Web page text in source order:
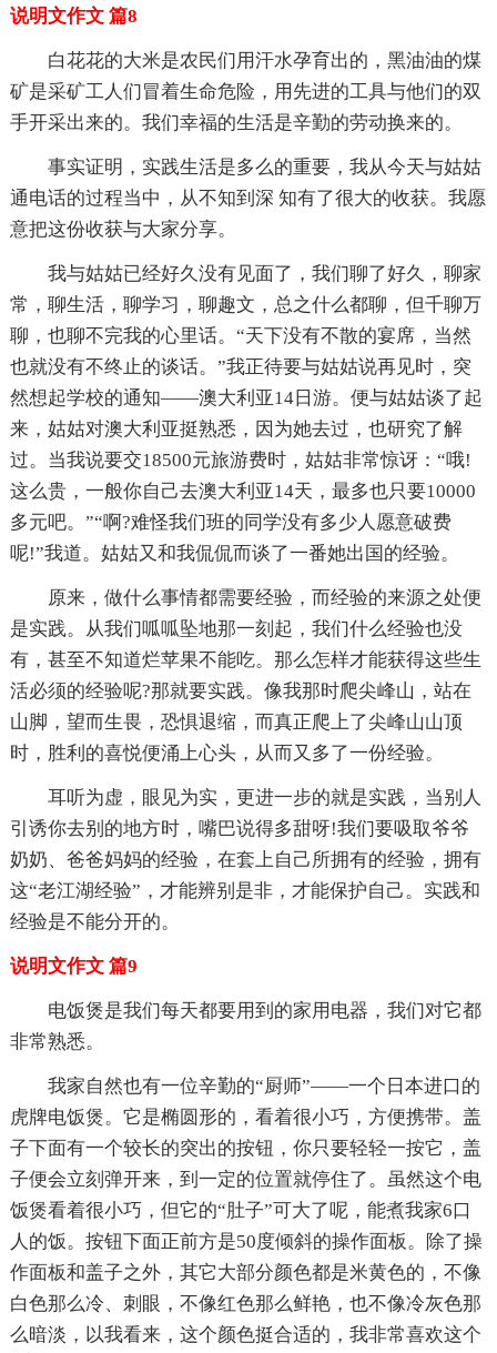
说明文作文 篇8
白花花的大米是农民们用汗水孕育出的，黑油油的煤
矿是采矿工人们冒着生命危险，用先进的工具与他们的双
手开采出来的。我们幸福的生活是辛勤的劳动换来的。
事实证明，实践生活是多么的重要，我从今天与姑姑
通电话的过程当中，从不知到深 知有了很大的收获。我愿
意把这份收获与大家分享。
我与姑姑已经好久没有见面了，我们聊了好久，聊家
常，聊生活，聊学习，聊趣文，总之什么都聊，但千聊万
聊，也聊不完我的心里话。“天下没有不散的宴席，当然
也就没有不终止的谈话。”我正待要与姑姑说再见时，突
然想起学校的通知——澳大利亚14日游。便与姑姑谈了起
来，姑姑对澳大利亚挺熟悉，因为她去过，也研究了解
过。当我说要交18500元旅游费时，姑姑非常惊讶：“哦!
这么贵，一般你自己去澳大利亚14天，最多也只要10000
多元吧。”“啊?难怪我们班的同学没有多少人愿意破费
呢!”我道。姑姑又和我侃侃而谈了一番她出国的经验。
原来，做什么事情都需要经验，而经验的来源之处便
是实践。从我们呱呱坠地那一刻起，我们什么经验也没
有，甚至不知道烂苹果不能吃。那么怎样才能获得这些生
活必须的经验呢?那就要实践。像我那时爬尖峰山，站在
山脚，望而生畏，恐惧退缩，而真正爬上了尖峰山山顶
时，胜利的喜悦便涌上心头，从而又多了一份经验。
耳听为虚，眼见为实，更进一步的就是实践，当别人
引诱你去别的地方时，嘴巴说得多甜呀!我们要吸取爷爷
奶奶、爸爸妈妈的经验，在套上自己所拥有的经验，拥有
这“老江湖经验”，才能辨别是非，才能保护自己。实践和
经验是不能分开的。
说明文作文 篇9
电饭煲是我们每天都要用到的家用电器，我们对它都
非常熟悉。
我家自然也有一位辛勤的“厨师”——一个日本进口的
虎牌电饭煲。它是椭圆形的，看着很小巧，方便携带。盖
子下面有一个较长的突出的按钮，你只要轻轻一按它，盖
子便会立刻弹开来，到一定的位置就停住了。虽然这个电
饭煲看着很小巧，但它的“肚子”可大了呢，能煮我家6口
人的饭。按钮下面正前方是50度倾斜的操作面板。除了操
作面板和盖子之外，其它大部分颜色都是米黄色的，不像
白色那么冷、刺眼，不像红色那么鲜艳，也不像冷灰色那
么暗淡，以我看来，这个颜色挺合适的，我非常喜欢这个